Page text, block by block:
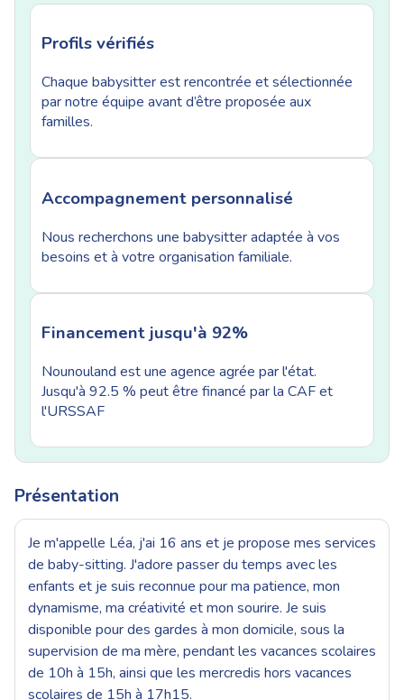
Profils vérifiés
Chaque babysitter est rencontrée et sélectionnée
par notre équipe avant d’être proposée aux
familles.
Accompagnement personnalisé
Nous recherchons une babysitter adaptée à vos
besoins et à votre organisation familiale.
Financement jusqu'à 92%
Nounouland est une agence agrée par l'état.
Jusqu'à 92.5 % peut être financé par la CAF et
l'URSSAF
Présentation
Je m'appelle Léa, j'ai 16 ans et je propose mes services
de baby-sitting. J'adore passer du temps avec les
enfants et je suis reconnue pour ma patience, mon
dynamisme, ma créativité et mon sourire. Je suis
disponible pour des gardes à mon domicile, sous la
supervision de ma mère, pendant les vacances scolaires
de 10h à 15h, ainsi que les mercredis hors vacances
scolaires de 15h à 17h15.